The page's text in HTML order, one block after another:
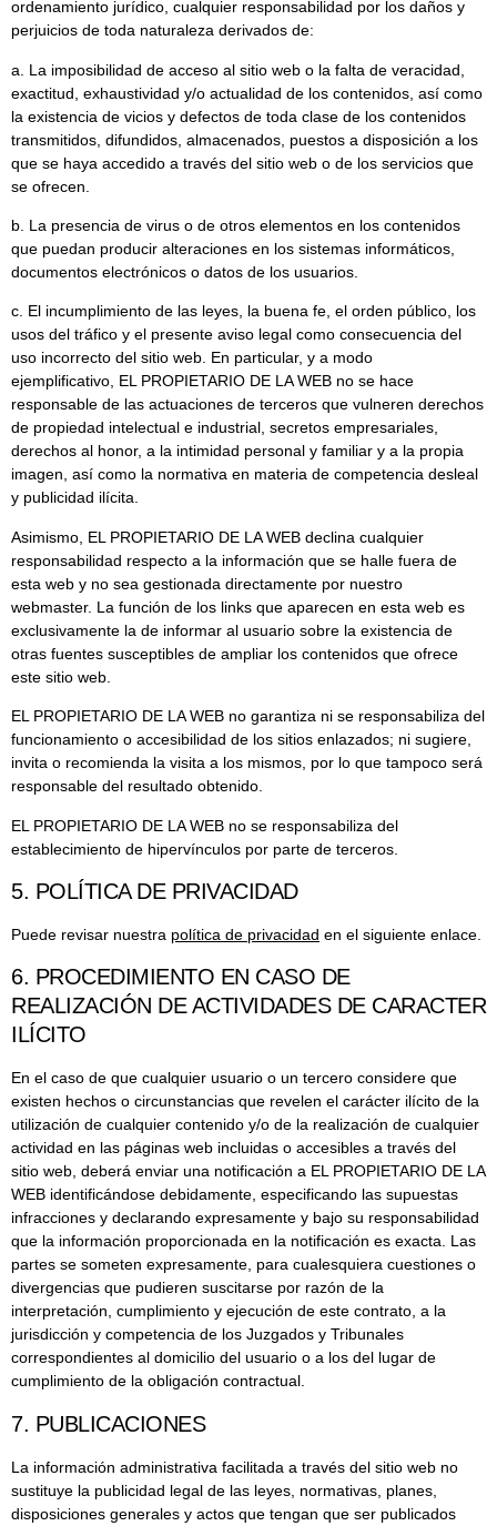
ordenamiento jurídico, cualquier responsabilidad por los daños y
perjuicios de toda naturaleza derivados de:
a. La imposibilidad de acceso al sitio web o la falta de veracidad,
exactitud, exhaustividad y/o actualidad de los contenidos, así como
la existencia de vicios y defectos de toda clase de los contenidos
transmitidos, difundidos, almacenados, puestos a disposición a los
que se haya accedido a través del sitio web o de los servicios que
se ofrecen.
b. La presencia de virus o de otros elementos en los contenidos
que puedan producir alteraciones en los sistemas informáticos,
documentos electrónicos o datos de los usuarios.
c. El incumplimiento de las leyes, la buena fe, el orden público, los
usos del tráfico y el presente aviso legal como consecuencia del
uso incorrecto del sitio web. En particular, y a modo
ejemplificativo, EL PROPIETARIO DE LA WEB no se hace
responsable de las actuaciones de terceros que vulneren derechos
de propiedad intelectual e industrial, secretos empresariales,
derechos al honor, a la intimidad personal y familiar y a la propia
imagen, así como la normativa en materia de competencia desleal
y publicidad ilícita.
Asimismo, EL PROPIETARIO DE LA WEB declina cualquier
responsabilidad respecto a la información que se halle fuera de
esta web y no sea gestionada directamente por nuestro
webmaster. La función de los links que aparecen en esta web es
exclusivamente la de informar al usuario sobre la existencia de
otras fuentes susceptibles de ampliar los contenidos que ofrece
este sitio web.
EL PROPIETARIO DE LA WEB no garantiza ni se responsabiliza del
funcionamiento o accesibilidad de los sitios enlazados; ni sugiere,
invita o recomienda la visita a los mismos, por lo que tampoco será
responsable del resultado obtenido.
EL PROPIETARIO DE LA WEB no se responsabiliza del
establecimiento de hipervínculos por parte de terceros.
5. POLÍTICA DE PRIVACIDAD
Puede revisar nuestra política de privacidad en el siguiente enlace.
6. PROCEDIMIENTO EN CASO DE
REALIZACIÓN DE ACTIVIDADES DE CARACTER
ILÍCITO
En el caso de que cualquier usuario o un tercero considere que
existen hechos o circunstancias que revelen el carácter ilícito de la
utilización de cualquier contenido y/o de la realización de cualquier
actividad en las páginas web incluidas o accesibles a través del
sitio web, deberá enviar una notificación a EL PROPIETARIO DE LA
WEB identificándose debidamente, especificando las supuestas
infracciones y declarando expresamente y bajo su responsabilidad
que la información proporcionada en la notificación es exacta. Las
partes se someten expresamente, para cualesquiera cuestiones o
divergencias que pudieren suscitarse por razón de la
interpretación, cumplimiento y ejecución de este contrato, a la
jurisdicción y competencia de los Juzgados y Tribunales
correspondientes al domicilio del usuario o a los del lugar de
cumplimiento de la obligación contractual.
7. PUBLICACIONES
La información administrativa facilitada a través del sitio web no
sustituye la publicidad legal de las leyes, normativas, planes,
disposiciones generales y actos que tengan que ser publicados